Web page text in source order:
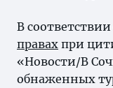
В
правах при
«Новости/В
обнаженных